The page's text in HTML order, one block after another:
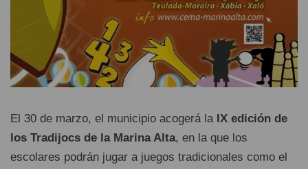
El 30 de marzo, el municipio acogerá la IX edición de
los Tradijocs de la Marina Alta, en la que los
escolares podrán jugar a juegos tradicionales como el